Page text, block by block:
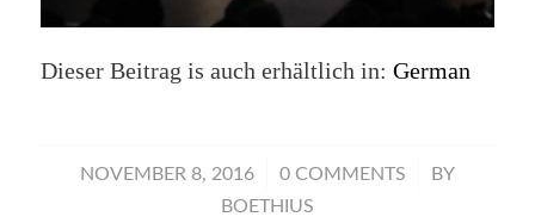
Dieser Beitrag is auch erhältlich in: German
NOVEMBER 8, 2016
/ 0 COMMENTS
/
BY
BOETHIUS